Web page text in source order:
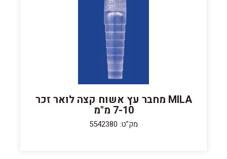
MILA מחבר עץ אשוח קצה לואר זכר
7-10 מ"מ
מק"ט: 5542380